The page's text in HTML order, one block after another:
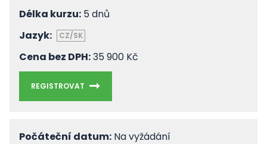
Délka kurzu: 5 dnů
Jazyk:
CZ/SK
Cena bez DPH:35 900 Kč
REGISTROVAT
Počáteční datum: Na vyžádání